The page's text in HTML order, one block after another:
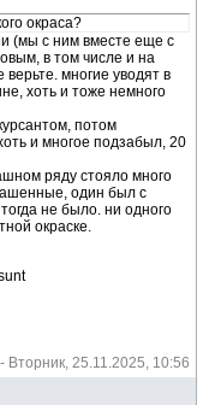
окраса?
(мы с ним вместе еще с
в том числе и на
многие уводят в
хоть и тоже немного
потом
и многое подзабыл, 20
ряду стояло много
один был с
не было. ни одного
окраске.
- Вторник, 25.11.2025, 10:56